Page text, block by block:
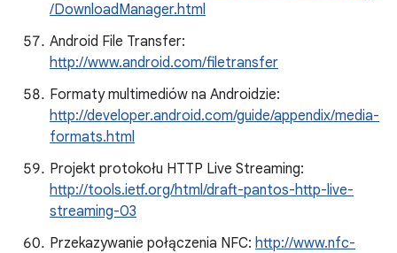
/DownloadManager.html
Android File Transfer:
http://www.android.com/filetransfer
Formaty multimediów na Androidzie:
http://developer.android.com/guide/appendix/media-
formats.html
Projekt protokołu HTTP Live Streaming:
http://tools.ietf.org/html/draft-pantos-http-live-
streaming-03
Przekazywanie połączenia NFC: http://www.nfc-